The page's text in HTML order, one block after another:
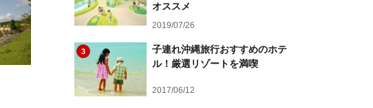
オススメ
2019/07/26
3
子連れ沖縄旅行おすすめのホテ
ル！厳選リゾートを満喫
2017/06/12